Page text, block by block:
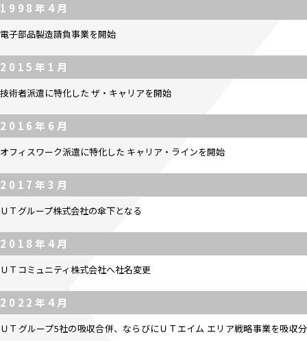
1998年4月
電子部品製造請負事業を開始
2015年1月
技術者派遣に特化した ザ・キャリアを開始
2016年6月
オフィスワーク派遣に特化した キャリア・ラインを開始
2017年3月
ＵＴグループ株式会社の傘下となる
2018年4月
ＵＴコミュニティ株式会社へ社名変更
2022年4月
ＵＴグループ5社の吸収合併、ならびにＵＴエイム エリア戦略事業を吸収分